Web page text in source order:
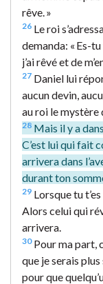
rêve. »
26 Le roi
demanda: « Es-
j’ai rêvé et de
27 Daniel lui
aucun devin,
au roi le mystère
28 Mais il y a
C’est lui qui fait
arrivera dans
durant ton
29 Lorsque tu
Alors celui qui
arrivera.
30Pour ma part,
que je serais plus
pour que